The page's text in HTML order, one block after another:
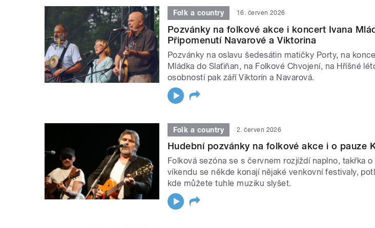
Folk a country 16. červen 2026
Pozvánky na folkové akce i koncert Ivana
Připomenutí Navarové a Viktorina
Pozvánky na oslavu šedesátin matičky Porty, na
Mládka do Slaťiňan, na Folkové Chvojení, na Hříšné
osobností pak září Viktorín a Navarová.
Folk a country 2. červen 2026
Hudební pozvánky na folkové akce i o pauze
Folková sezóna se s červnem rozjíždí naplno, takřka o
víkendu se někde konají nějaké venkovní festivaly,
kde můžete tuhle muziku slyšet.